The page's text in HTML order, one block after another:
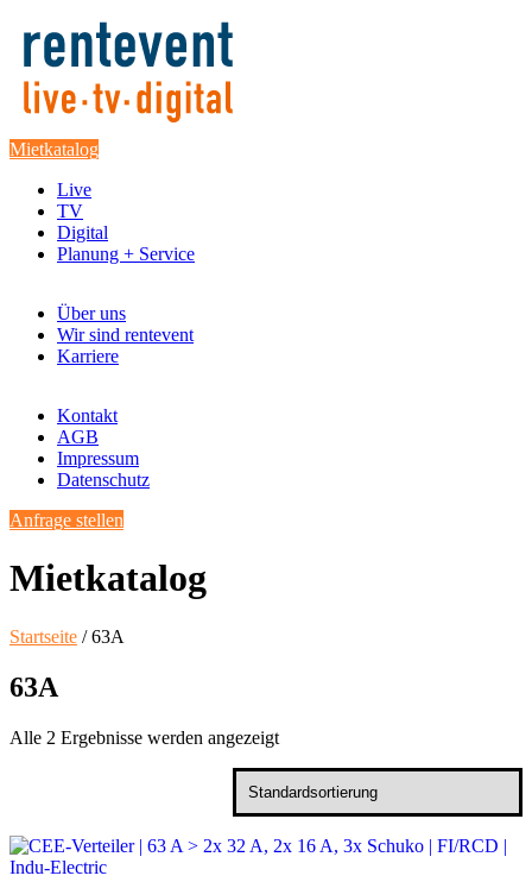
Mietkatalog
Live
TV
Digital
Planung + Service
Über uns
Wir sind rentevent
Karriere
Kontakt
AGB
Impressum
Datenschutz
Anfrage stellen
Mietkatalog
Startseite / 63A
63A
Alle 2 Ergebnisse werden angezeigt